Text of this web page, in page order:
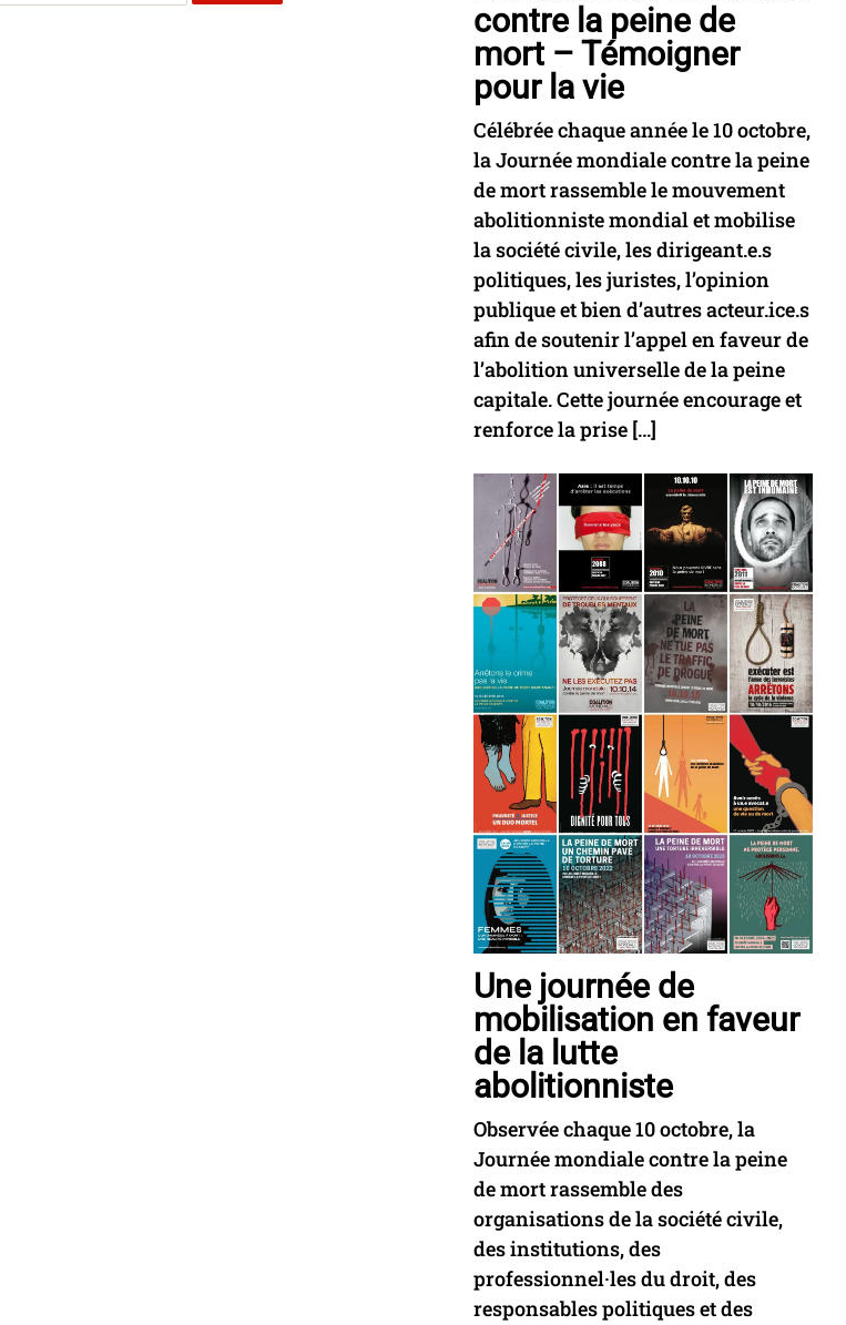
contre la peine de
mort – Témoigner
pour la vie
Célébrée chaque année le 10 octobre,
la Journée mondiale contre la peine
de mort rassemble le mouvement
abolitionniste mondial et mobilise
la société civile, les dirigeant.e.s
politiques, les juristes, l’opinion
publique et bien d’autres acteur.ice.s
afin de soutenir l’appel en faveur de
l’abolition universelle de la peine
capitale. Cette journée encourage et
renforce la prise […]
Une journée de
mobilisation en faveur
de la lutte
abolitionniste
Observée chaque 10 octobre, la
Journée mondiale contre la peine
de mort rassemble des
organisations de la société civile,
des institutions, des
professionnel·les du droit, des
responsables politiques et des